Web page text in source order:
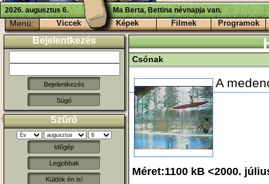
2026. augusztus 6. Ma Berta, Bettina névnapja van.
Menü: Viccek Képek Filmek Programok
Bejelentkezés
Súgó
Szűrő
Időgép
Legjobbak
Küldök én is!
Csónak
A
Méret:1100 kB <2000.